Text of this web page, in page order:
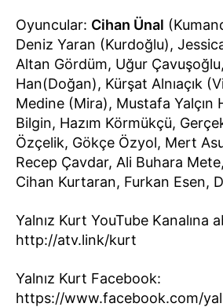
Oyuncular: Cihan Ünal
Deniz Yaran (Kurdoğlu),
Altan Gördüm, Uğur
Han(Doğan), Kürşat Alnıaçık
Medine (Mira), Mustafa Yalçın
Bilgin, Hazım Körmükçü,
Özçelik, Gökçe Özyol, Mert
Recep Çavdar, Ali Buhara
Cihan Kurtaran, Furkan Esen,
Yalnız Kurt YouTube Kanalına
http://atv.link/kurt
Yalnız Kurt Facebook:
https://www.facebook.com/